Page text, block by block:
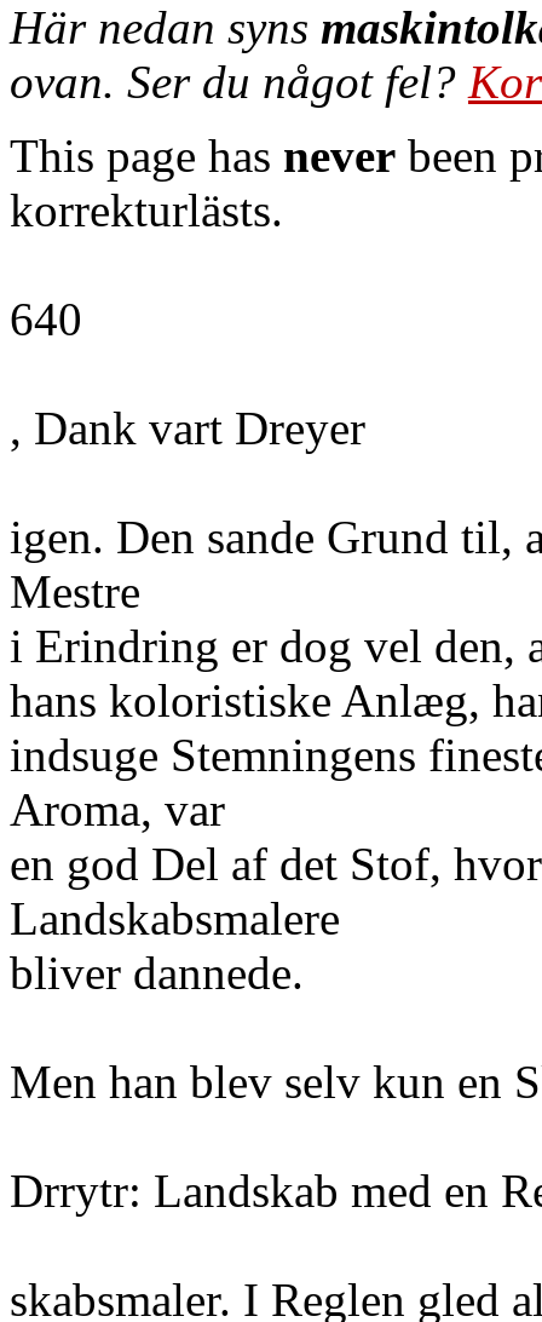
Här nedan syns
ovan. Ser du något fel?
This page has never been
korrekturlästs.
640
, Dank vart Dreyer
igen. Den sande Grund til,
Mestre
i Erindring er dog vel den,
hans koloristiske Anlæg,
indsuge Stemningens
Aroma, var
en god Del af det Stof,
Landskabsmalere
bliver dannede.
Men han blev selv kun en
Drrytr: Landskab med en
skabsmaler. I Reglen gled